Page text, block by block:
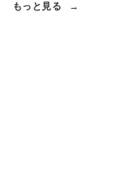
もっと見る